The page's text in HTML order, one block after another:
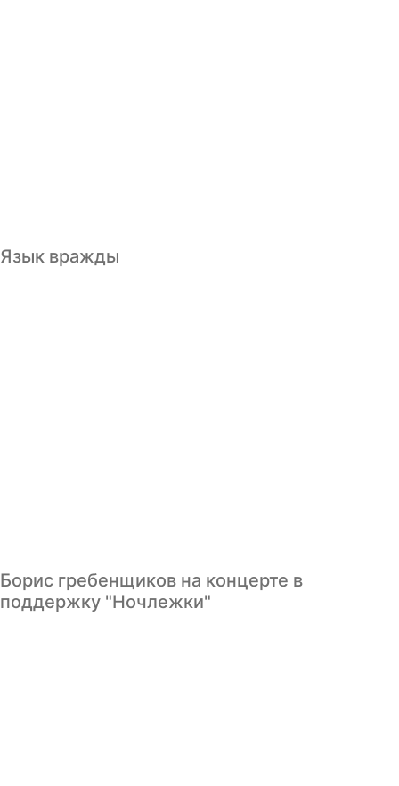
Язык вражды
Борис гребенщиков на концерте в
поддержку "Ночлежки"